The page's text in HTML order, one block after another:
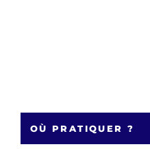
OÙ PRATIQUER ?